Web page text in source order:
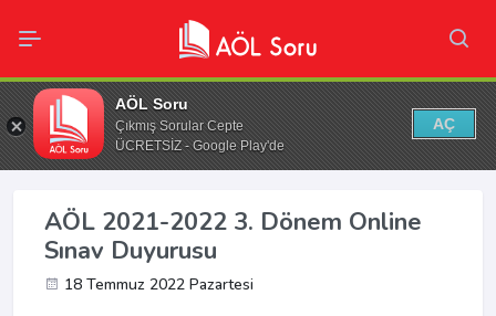
AÖL Soru
Çıkmış Sorular Cepte
ÜCRETSİZ - Google Play'de
AÇ
AÖL 2021-2022 3. Dönem Online
Sınav Duyurusu
18 Temmuz 2022 Pazartesi